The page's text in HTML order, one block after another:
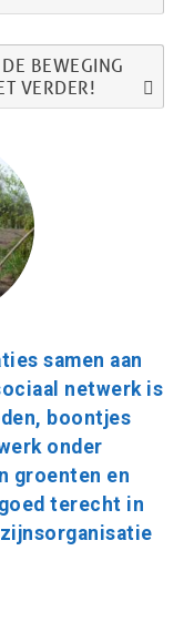
BEWEGING
VERDER!
samen aan
netwerk is
boontjes
onder
groenten en
terecht in